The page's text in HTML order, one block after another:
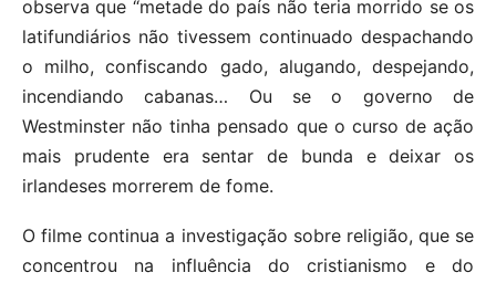
observa que “metade do país não teria morrido se os
latifundiários não tivessem continuado despachando
o milho, confiscando gado, alugando, despejando,
incendiando cabanas… Ou se o governo de
Westminster não tinha pensado que o curso de ação
mais prudente era sentar de bunda e deixar os
irlandeses morrerem de fome.
O filme continua a investigação sobre religião, que se
concentrou na influência do cristianismo e do